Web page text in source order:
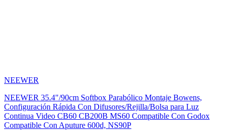
NEEWER
NEEWER 35.4"/90cm Softbox Parabólico Montaje Bowens,
Configuración Rápida Con Difusores/Rejilla/Bolsa para Luz
Continua Video CB60 CB200B MS60 Compatible Con Godox
Compatible Con Aputure 600d, NS90P